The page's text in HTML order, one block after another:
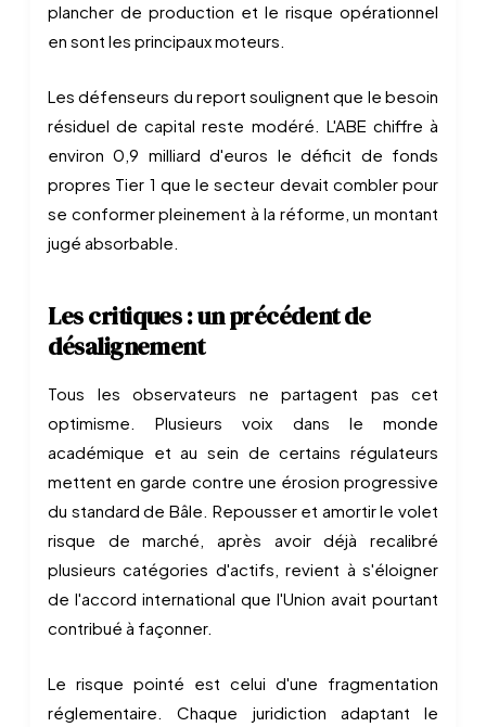
plancher de production et le risque opérationnel
en sont les principaux moteurs.
Les défenseurs du report soulignent que le besoin
résiduel de capital reste modéré. L'ABE chiffre à
environ 0,9 milliard d'euros le déficit de fonds
propres Tier 1 que le secteur devait combler pour
se conformer pleinement à la réforme, un montant
jugé absorbable.
Les critiques : un précédent de
désalignement
Tous les observateurs ne partagent pas cet
optimisme. Plusieurs voix dans le monde
académique et au sein de certains régulateurs
mettent en garde contre une érosion progressive
du standard de Bâle. Repousser et amortir le volet
risque de marché, après avoir déjà recalibré
plusieurs catégories d'actifs, revient à s'éloigner
de l'accord international que l'Union avait pourtant
contribué à façonner.
Le risque pointé est celui d'une fragmentation
réglementaire. Chaque juridiction adaptant le